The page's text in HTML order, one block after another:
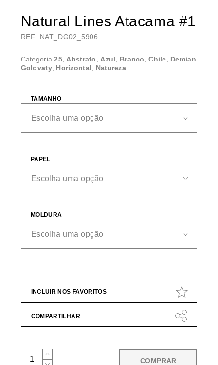
Natural Lines Atacama #1
REF: NAT_DG02_5906
Categoria25, Abstrato Azul Branco ,Chile
Demian
Golovaty, Horizontal Natureza
TAMANHO
PAPEL
MOLDURA
INCLUIR NOS FAVORITOS
COMPARTILHAR
COMPRAR